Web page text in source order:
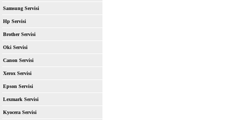
Samsung Servisi
Hp Servisi
Brother Servisi
Oki Servisi
Canon Servisi
Xerox Servisi
Epson Servisi
Lexmark Servisi
Kyocera Servisi